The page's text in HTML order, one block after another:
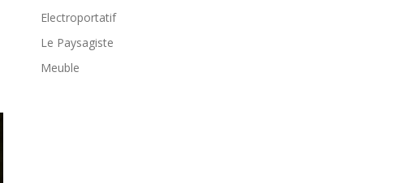
Electroportatif
Le Paysagiste
Meuble